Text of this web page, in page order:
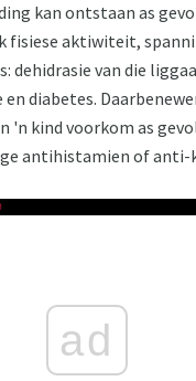
kan ontstaan ​​as
aktiwiteit,
dehidrasie van die
diabetes.
'n kind voorkom as
antihistamien of anti-
ad